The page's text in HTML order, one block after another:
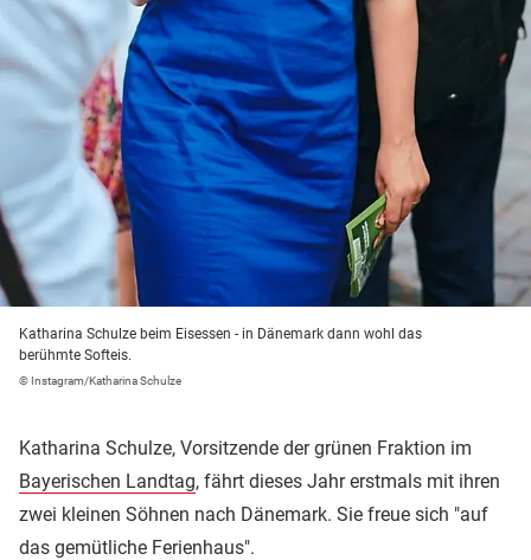
Katharina Schulze beim Eisessen - in Dänemark dann wohl das
berühmte Softeis.
© Instagram/Katharina Schulze
Katharina Schulze, Vorsitzende der grünen Fraktion im
Bayerischen Landtag, fährt dieses Jahr erstmals mit ihren
zwei kleinen Söhnen nach Dänemark. Sie freue sich "auf
das gemütliche Ferienhaus".